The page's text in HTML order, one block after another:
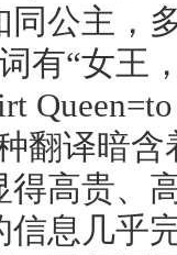
同公主，
有“女王
翻译暗
得高贵、
信息几乎